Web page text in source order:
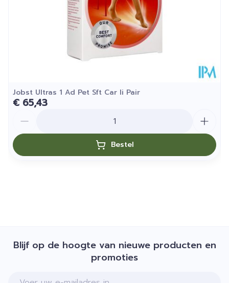
Jobst Ultras 1 Ad Pet Sft Car Ii Pair
€ 65,43
Bestel
Blijf op de hoogte van nieuwe producten en
promoties
E-mail adres